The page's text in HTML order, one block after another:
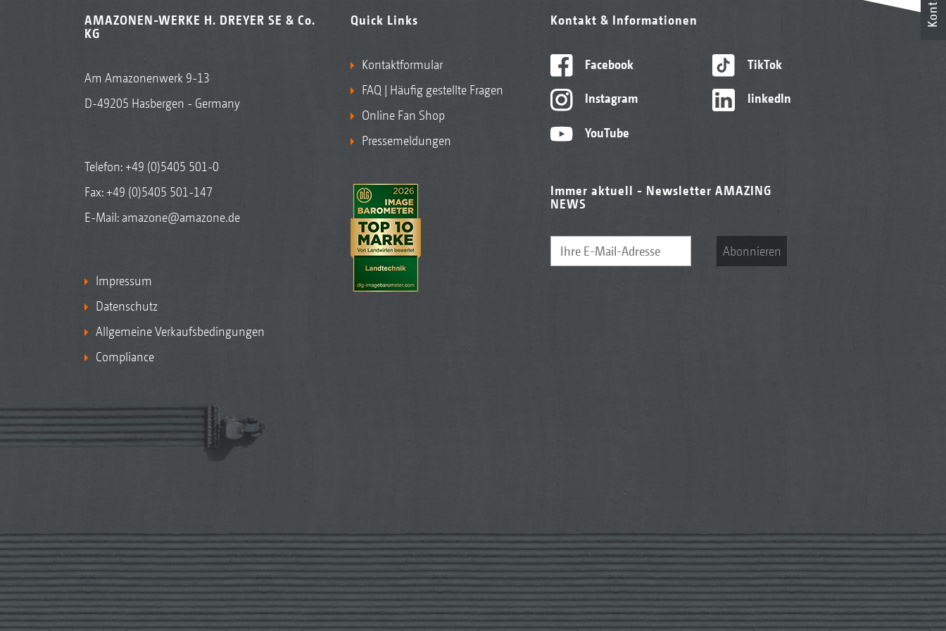
AMAZONEN-WERKE H. DREYER SE & Co.
KG
Am Amazonenwerk 9-13
D-49205 Hasbergen - Germany
Telefon:+49 (0)5405 501-0
Fax: +49 (0)5405 501-147
E-Mail: amazone@amazone.de
Impressum
Datenschutz
Allgemeine Verkaufsbedingungen
Compliance
Quick Links
Kontaktformular
FAQ | Häufig gestellte Fragen
Online Fan Shop
Pressemeldungen
Kontakt & Informationen
Facebook
Instagram
YouTube
TikTok
linkedIn
Immer aktuell - Newsletter AMAZING
NEWS
Abonnieren